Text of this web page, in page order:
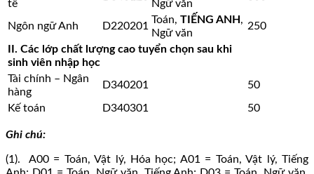
tế
Ngữ văn
Ngôn ngữ Anh D220201
Toán, TIẾNG ANH ,
Ngữ văn
250
II. Các lớp chất lượng cao tuyển chọn sau khi
sinh viên nhập học
Tài chính – Ngân
hàng
D340201 50
Kế toán D340301 50
Ghi chú:
(1). A00 = Toán, Vật lý, Hóa học; A01 = Toán, Vật lý, Tiếng